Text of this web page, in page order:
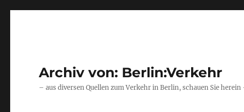
Archiv von: Berlin:Verkehr
– aus diversen Quellen zum Verkehr in Berlin, schauen Sie herein